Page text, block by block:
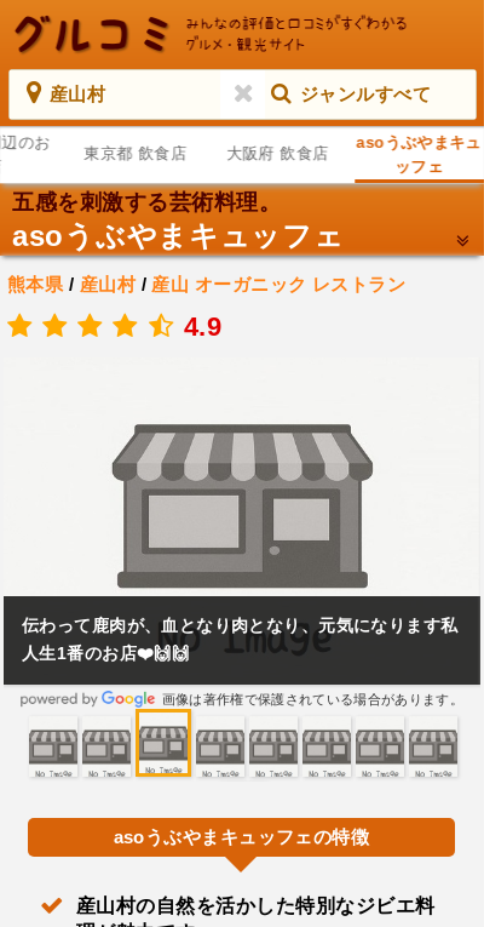
産山村 ジャンルすべて
のお
東京都 飲食店 大阪府 飲食店
asoうぶやまキュ
ッフェ
五感を刺激する芸術料理。
asoうぶやまキュッフェ
熊本県 / 産山村/ 産山 オーガニック レストラン
4.9
伝わって鹿肉が、血となり肉となり、元気になります私
人生1番のお店❤️🙌🙌
画像は著作権で保護されている場合があります。
asoうぶやまキュッフェの特徴
産山村の自然を活かした特別なジビエ料